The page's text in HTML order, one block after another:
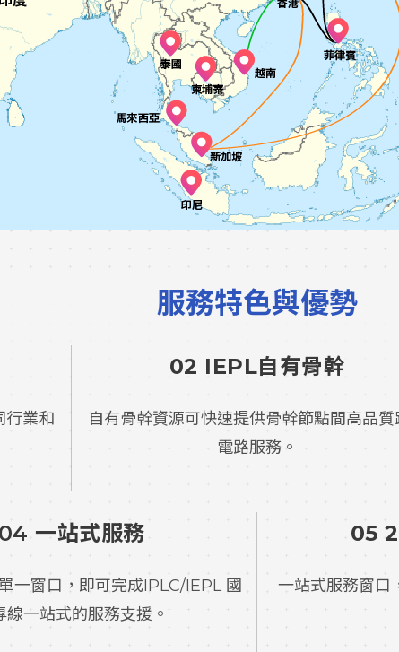
服務特色與優勢
行業和
02 IEPL自有骨幹
自有骨幹資源可快速提供骨幹節點間高品質
電路服務。
04 一站式服務
一窗口，即可完成IPLC/IEPL 國
線一站式的服務支援。
05
一站式服務窗口